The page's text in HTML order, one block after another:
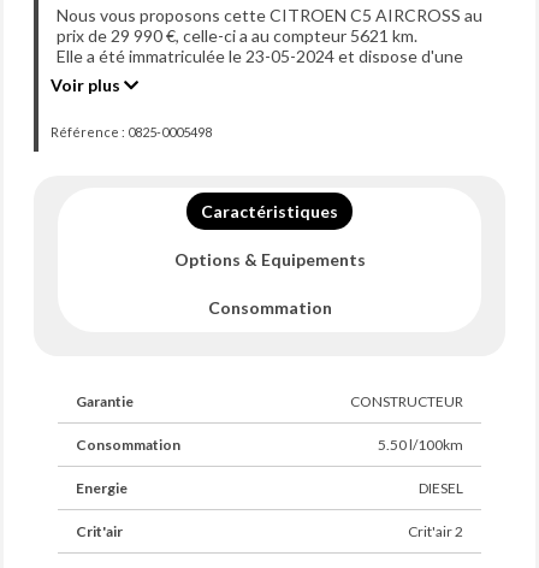
Nous vous proposons cette CITROEN C5 AIRCROSS au
prix de 29 990 €, celle-ci a au compteur 5621 km.
Elle a été immatriculée le 23-05-2024 et dispose d'une
puissance de 130ch din.
Voir plus
Référence : 0825-0005498
Caractéristiques
Options & Equipements
Consommation
Garantie CONSTRUCTEUR
Consommation 5.50 l/100km
Energie DIESEL
Crit'air Crit'air 2